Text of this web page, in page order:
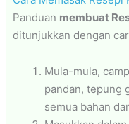
Panduan membuat
ditunjukkan dengan
Mula-mula,
pandan, tepung
semua bahan